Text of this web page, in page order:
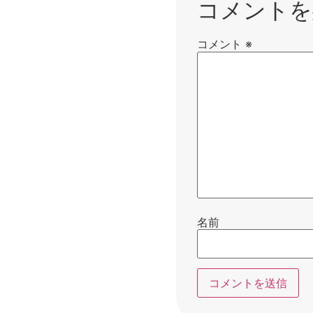
コメント
コメント ※
名前